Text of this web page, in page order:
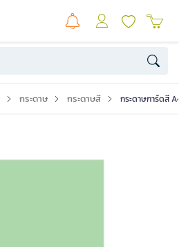
กระดาษ กระดาษสี กระดาษการ์ดสี